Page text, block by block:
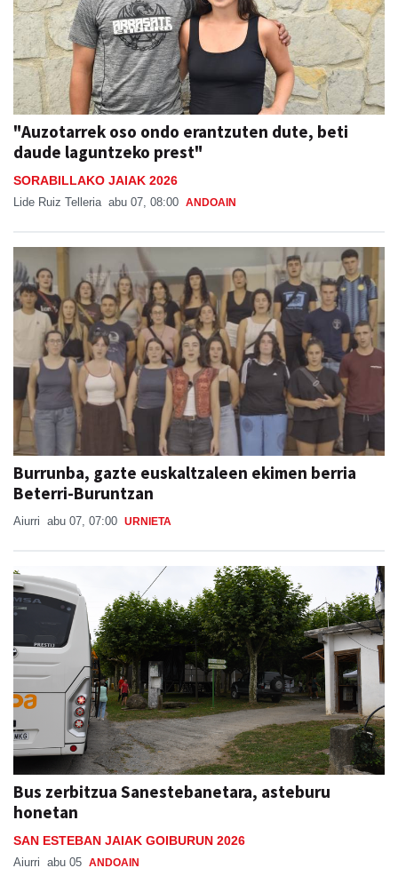
"Auzotarrek oso ondo erantzuten dute, beti
daude laguntzeko prest"
SORABILLAKO JAIAK 2026
Lide Ruiz Telleria abu 07, 08:00 ANDOAIN
Burrunba, gazte euskaltzaleen ekimen berria
Beterri-Buruntzan
Aiurri abu 07, 07:00 URNIETA
Bus zerbitzua Sanestebanetara, asteburu
honetan
SAN ESTEBAN JAIAK GOIBURUN 2026
Aiurri abu 05 ANDOAIN